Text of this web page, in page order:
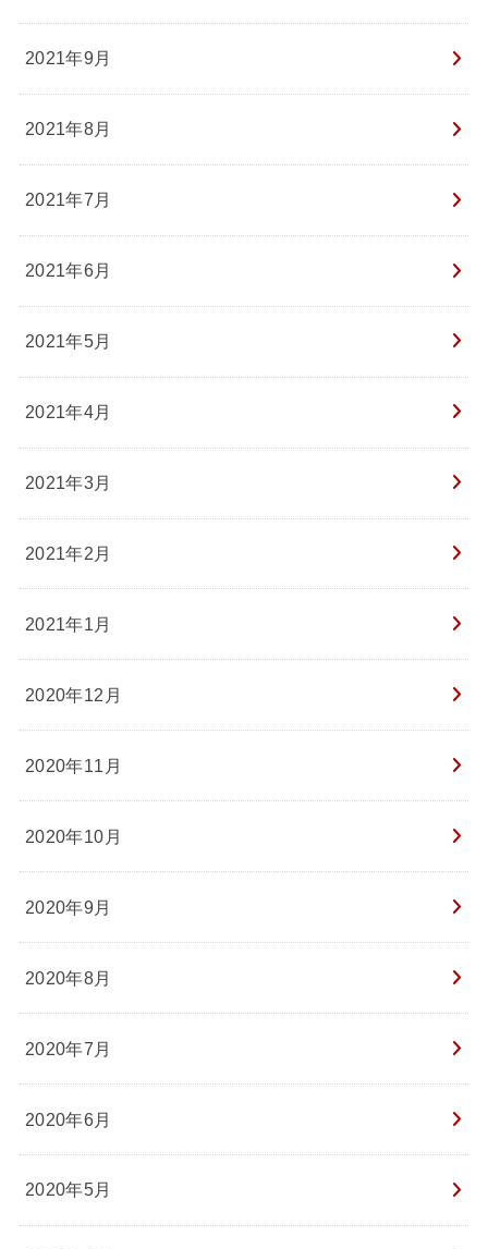
2021年9月
2021年8月
2021年7月
2021年6月
2021年5月
2021年4月
2021年3月
2021年2月
2021年1月
2020年12月
2020年11月
2020年10月
2020年9月
2020年8月
2020年7月
2020年6月
2020年5月